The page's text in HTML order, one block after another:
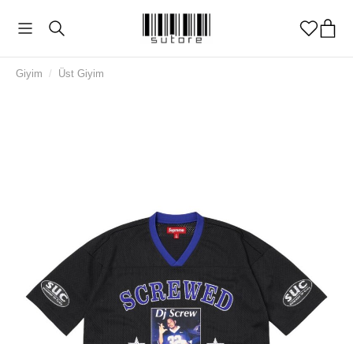
Giyim / Üst Giyim